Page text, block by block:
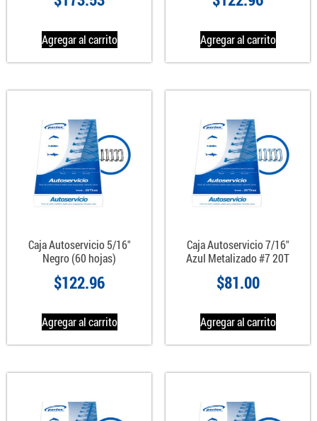
Agregar al carrito Agregar al carrito
Caja Autoservicio 5/16″
Negro (60 hojas)
$122.96
Agregar al carrito
Caja Autoservicio 7/16″
Azul Metalizado #7 20T
$81.00
Agregar al carrito